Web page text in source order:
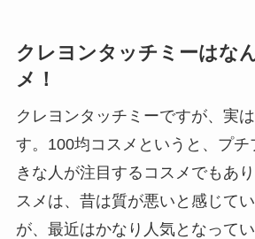
クレヨンタッチミーはな
メ！
クレヨンタッチミーですが、実
す。100均コスメというと、プ
きな人が注目するコスメでもあ
スメは、昔は質が悪いと感じて
が、最近はかなり人気となって